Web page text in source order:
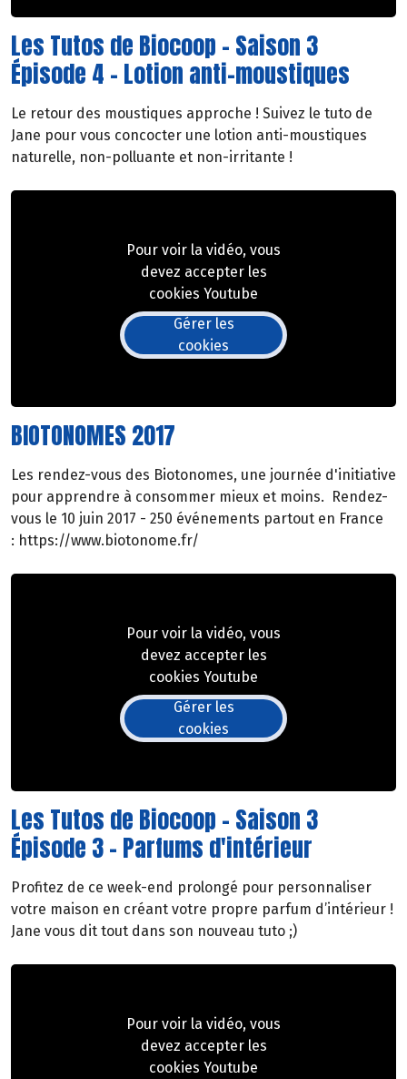
Les Tutos de Biocoop - Saison 3
Épisode 4 - Lotion anti-moustiques
Le retour des moustiques approche ! Suivez le tuto de
Jane pour vous concocter une lotion anti-moustiques
naturelle, non-polluante et non-irritante !
Pour voir la vidéo, vous
devez accepter les
cookies Youtube
Gérer les
cookies
BIOTONOMES 2017
Les rendez-vous des Biotonomes, une journée d'initiative
pour apprendre à consommer mieux et moins. Rendez-
vous le 10 juin 2017 - 250 événements partout en France
: https://www.biotonome.fr/
Pour voir la vidéo, vous
devez accepter les
cookies Youtube
Gérer les
cookies
Les Tutos de Biocoop - Saison 3
Épisode 3 - Parfums d'intérieur
Profitez de ce week-end prolongé pour personnaliser
votre maison en créant votre propre parfum d’intérieur !
Jane vous dit tout dans son nouveau tuto ;)
Pour voir la vidéo, vous
devez accepter les
cookies Youtube